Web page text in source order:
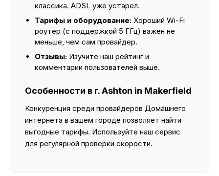
классика. ADSL уже устарел.
Тарифы и оборудование: Хороший Wi-Fi
роутер (с поддержкой 5 ГГц) важен не
меньше, чем сам провайдер.
Отзывы: Изучите наш рейтинг и
комментарии пользователей выше.
Особенности в г. Ashton in Makerfield
Конкуренция среди провайдеров Домашнего
интернета в вашем городе позволяет найти
выгодные тарифы. Используйте наш сервис
для регулярной проверки скорости.